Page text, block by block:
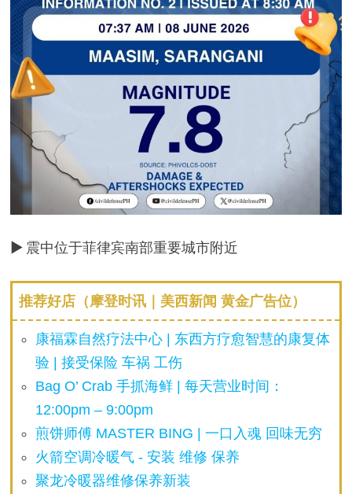
▶ 震中位于菲律宾南部重要城市附近
推荐好店（摩登时讯｜美西新闻 黄金广告位）
康福霖自然疗法中心 | 东西方疗愈智慧的康复体
验 | 接受保险 车祸 工伤
Bag O’ Crab 手抓海鲜 | 每天营业时间：
12:00pm – 9:00pm
煎饼师傅 MASTER BING | 一口入魂 回味无穷
火箭空调冷暖气 - 安装 维修 保养
聚龙冷暖器维修保养新装